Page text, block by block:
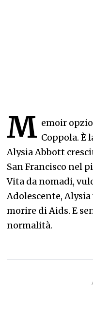
M emoir
Coppola. È
Alysia Abbott
San Francisco nel
Vita da nomadi,
Adolescente,
morire di Aids. E
normalità.